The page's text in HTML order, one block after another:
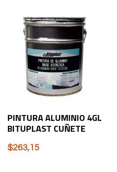
PINTURA ALUMINIO 4GL
BITUPLAST CUÑETE
$263,15